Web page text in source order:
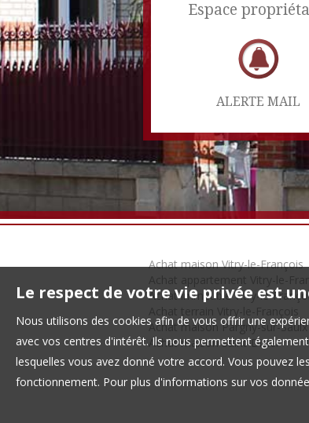
Espace
ALERTE MAIL
Achat maison Vitry-le-François
Achat immeuble Vitry-le-
Achat maison Pargny-sur-Saulx
Achat maison Saint-Dizier
Le respect de votre vie privée est
Nous utilisons des cookies afin de vous offrir une
avec vos centres d'intérêt. Ils nous permettent
lesquelles vous avez donné votre accord. Vous pouvez
fonctionnement. Pour plus d'informations sur vos